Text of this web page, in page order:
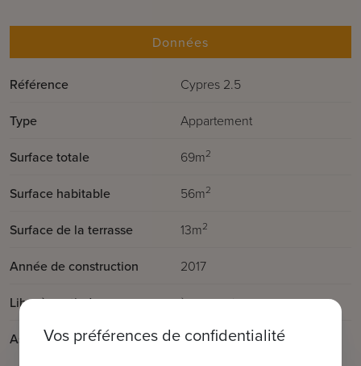
Données
Référence Cypres 2.5
Type Appartement
Surface totale 69m2
Surface habitable 56m2
Surface de la terrasse 13m2
Année de construction 2017
Libre à partir de: à convenir
Ascenseur disponible Oui
Vos préférences de confidentialité